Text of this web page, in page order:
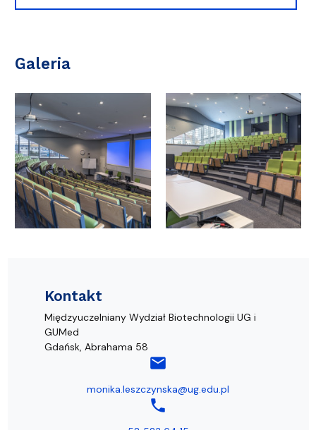
Galeria
Kontakt
Międzyuczelniany Wydział Biotechnologii UG i
GUMed
Gdańsk, Abrahama 58
mail
monika.leszczynska@ug.edu.pl
phone